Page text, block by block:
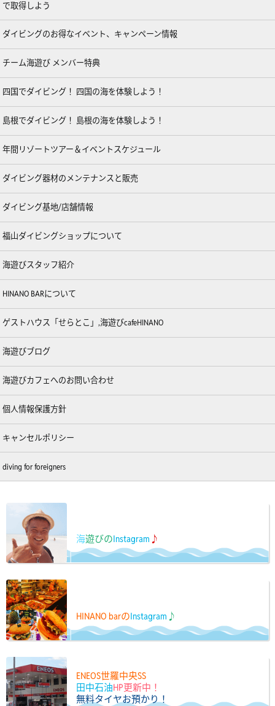
で取得しよう
ダイビングのお得なイベント、キャンペーン情報
チーム海遊び メンバー特典
四国でダイビング！ 四国の海を体験しよう！
島根でダイビング！ 島根の海を体験しよう！
年間リゾートツアー＆イベントスケジュール
ダイビング器材のメンテナンスと販売
ダイビング基地/店舗情報
福山ダイビングショップについて
海遊びスタッフ紹介
HINANO BARについて
ゲストハウス「せらとこ」,海遊びcafeHINANO
海遊びブログ
海遊びカフェへのお問い合わせ
個人情報保護方針
キャンセルポリシー
diving for foreigners
海遊びのInstagram ♪
HINANO barのInstagram ♪
ENEOS世羅中央SS
田中石油HP更新中！
無料タイヤお預かり！